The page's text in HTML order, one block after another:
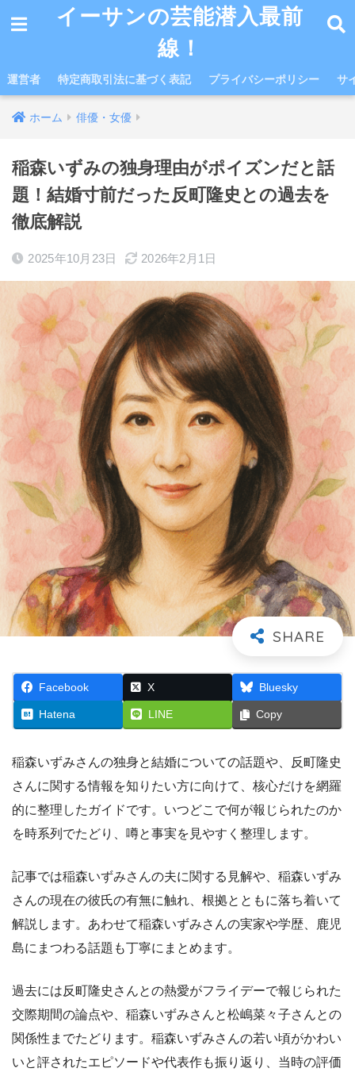
イーサンの芸能潜入最前
線！
運営者 特定商取引法に基づく表記 プライバシーポリシー サ
ホーム 俳優・女優
稲森いずみの独身理由がポイズンだと話
題！結婚寸前だった反町隆史との過去を
徹底解説
2025年10月23日 2026年2月1日
Facebook X Bluesky
Hatena LINE Copy
稲森いずみさんの独身と結婚についての話題や、反町隆史
さんに関する情報を知りたい方に向けて、核心だけを網羅
的に整理したガイドです。いつどこで何が報じられたのか
を時系列でたどり、噂と事実を見やすく整理します。
記事では稲森いずみさんの夫に関する見解や、稲森いずみ
さんの現在の彼氏の有無に触れ、根拠とともに落ち着いて
解説します。あわせて稲森いずみさんの実家や学歴、鹿児
島にまつわる話題も丁寧にまとめます。
過去には反町隆史さんとの熱愛がフライデーで報じられた
交際期間の論点や、稲森いずみさんと松嶋菜々子さんとの
関係性までたどります。稲森いずみさんの若い頃がかわい
いと評されたエピソードや代表作も振り返り、当時の評価